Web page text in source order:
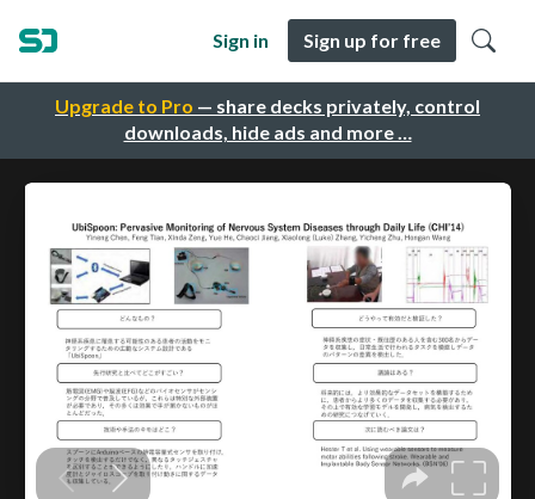
Upgrade to Pro — share decks privately, control
downloads, hide ads and more …
Sign in Sign up for free